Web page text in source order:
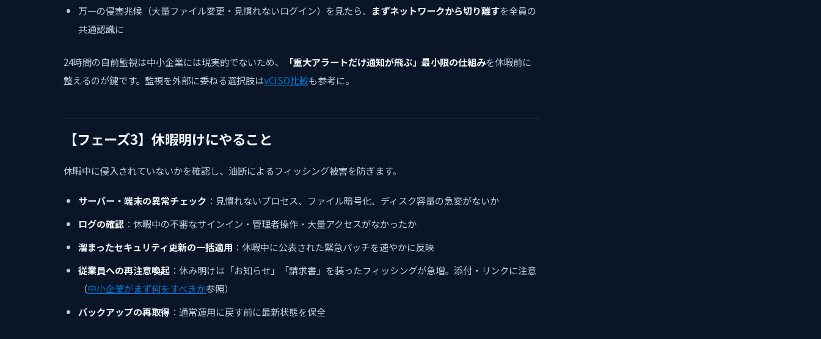
万一の侵害兆候（大量ファイル変更・見慣れないログイン）を見たら、 まずネットワークから切り離すを全員の
共通認識に
24時間の自前監視は中小企業には現実的でないため、 「重大アラートだけ通知が飛ぶ」最小限の仕組みを休暇前に
整えるのが鍵です。監視を外部に委ねる選択肢はvCISO比較も参考に。
【フェーズ3】休暇明けにやること
休暇中に侵入されていないかを確認し、油断によるフィッシング被害を防ぎます。
サーバー・端末の異常チェック ：見慣れないプロセス、ファイル暗号化、ディスク容量の急変がないか
ログの確認 ：休暇中の不審なサインイン・管理者操作・大量アクセスがなかったか
溜まったセキュリティ更新の一括適用 ：休暇中に公表された緊急パッチを速やかに反映
従業員への再注意喚起 ：休み明けは「お知らせ」「請求書」を装ったフィッシングが急増。添付・リンクに注意
（中小企業がまず何をすべきか参照）
バックアップの再取得 ：通常運用に戻す前に最新状態を保全